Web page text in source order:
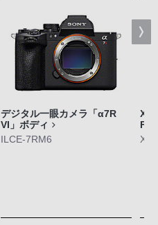
デジタル一眼カメラ「α7R
VI」ボディ
ILCE-7RM6